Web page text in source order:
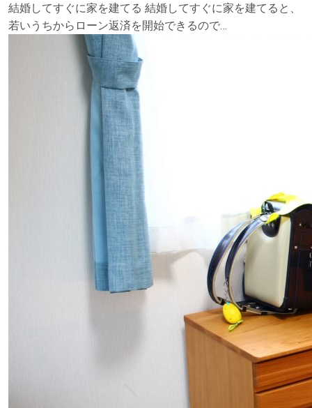
結婚してすぐに家を建てる 結婚してすぐに家を建てると、
若いうちからローン返済を開始できるので…